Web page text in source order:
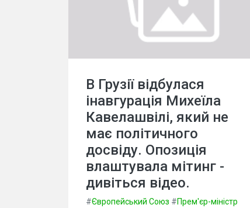
В Грузії відбулася
інавгурація Михеїла
Кавелашвілі, який не
має політичного
досвіду. Опозиція
влаштувала мітинг -
дивіться відео.
#Європейський Союз #Прем'єр-міністр